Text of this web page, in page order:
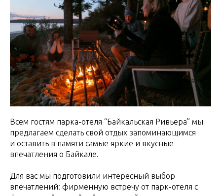
Всем гостям парка-отеля “Байкальская Ривьера” мы
предлагаем сделать свой отдых запоминающимся
и оставить в памяти самые яркие и вкусные
впечатления о Байкале.
Для вас мы подготовили интересный выбор
впечатлений: фирменную встречу от парк-отеля с